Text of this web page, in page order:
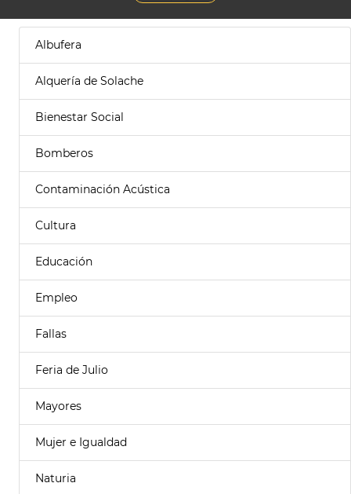
Albufera
Alquería de Solache
Bienestar Social
Bomberos
Contaminación Acústica
Cultura
Educación
Empleo
Fallas
Feria de Julio
Mayores
Mujer e Igualdad
Naturia